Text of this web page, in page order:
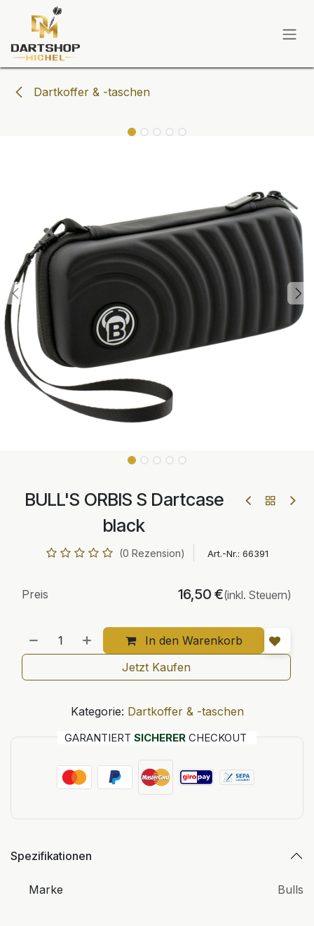
Zum Inhalt springen
Dartkoffer & -taschen
BULL'S ORBIS S Dartcase
black
(0 Rezension) Art.-Nr.: 66391
In den Warenkorb
Preis 16,50 €(inkl. Steuern)
Jetzt Kaufen
Kategorie: Dartkoffer & -taschen
GARANTIERT SICHERER CHECKOUT
Spezifikationen
Marke Bulls